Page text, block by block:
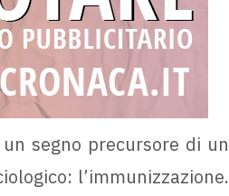
segno precursore di un
l’immunizzazione.